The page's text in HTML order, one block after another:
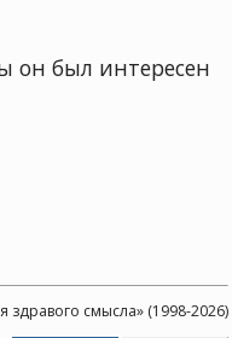
он был интересен
здравого смысла» (1998-2026)